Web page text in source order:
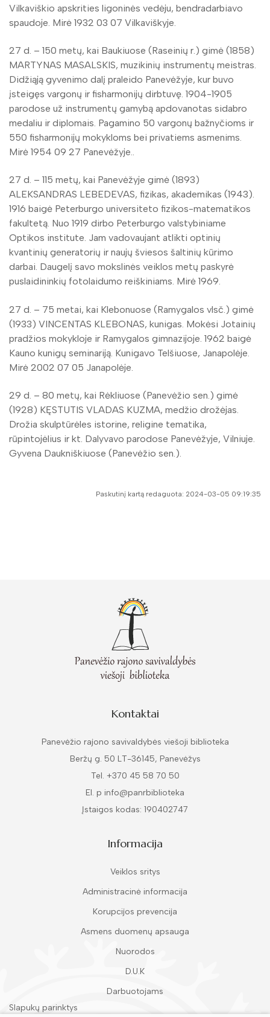
Vilkaviškio apskrities ligoninės vedėju, bendradarbiavo
spaudoje. Mirė 1932 03 07 Vilkaviškyje.
27 d. – 150 metų, kai Baukiuose (Raseinių r.) gimė (1858)
MARTYNAS MASALSKIS, muzikinių instrumentų meistras.
Didžiąją gyvenimo dalį praleido Panevėžyje, kur buvo
įsteigęs vargonų ir fisharmonijų dirbtuvę. 1904-1905
parodose už instrumentų gamybą apdovanotas sidabro
medaliu ir diplomais. Pagamino 50 vargonų bažnyčioms ir
550 fisharmonijų mokykloms bei privatiems asmenims.
Mirė 1954 09 27 Panevėžyje..
27 d. – 115 metų, kai Panevėžyje gimė (1893)
ALEKSANDRAS LEBEDEVAS, fizikas, akademikas (1943).
1916 baigė Peterburgo universiteto fizikos-matematikos
fakultetą. Nuo 1919 dirbo Peterburgo valstybiniame
Optikos institute. Jam vadovaujant atlikti optinių
kvantinių generatorių ir naujų šviesos šaltinių kūrimo
darbai. Daugelį savo mokslinės veiklos metų paskyrė
puslaidininkių fotolaidumo reiškiniams. Mirė 1969.
27 d. – 75 metai, kai Klebonuose (Ramygalos vlsč.) gimė
(1933) VINCENTAS KLEBONAS, kunigas. Mokėsi Jotainių
pradžios mokykloje ir Ramygalos gimnazijoje. 1962 baigė
Kauno kunigų seminariją. Kunigavo Telšiuose, Janapolėje.
Mirė 2002 07 05 Janapolėje.
29 d. – 80 metų, kai Rėkliuose (Panevėžio sen.) gimė
(1928) KĘSTUTIS VLADAS KUZMA, medžio drožėjas.
Drožia skulptūrėles istorine, religine tematika,
rūpintojėlius ir kt. Dalyvavo parodose Panevėžyje, Vilniuje.
Gyvena Daukniškiuose (Panevėžio sen.).
Paskutinį kartą redaguota: 2024-03-05 09:19:35
Kontaktai
Panevėžio rajono savivaldybės viešoji biblioteka
Beržų g. 50 LT-36145, Panevėžys
Tel. +370 45 58 70 50
El. p info@panrbiblioteka
Įstaigos kodas: 190402747
Informacija
Veiklos sritys
Administracinė informacija
Korupcijos prevencija
Asmens duomenų apsauga
Nuorodos
D.U.K
Darbuotojams
Slapukų parinktys